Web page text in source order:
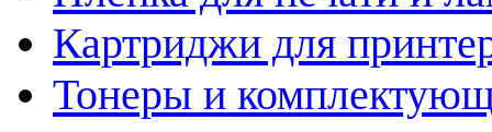
Картриджи для
Тонеры и